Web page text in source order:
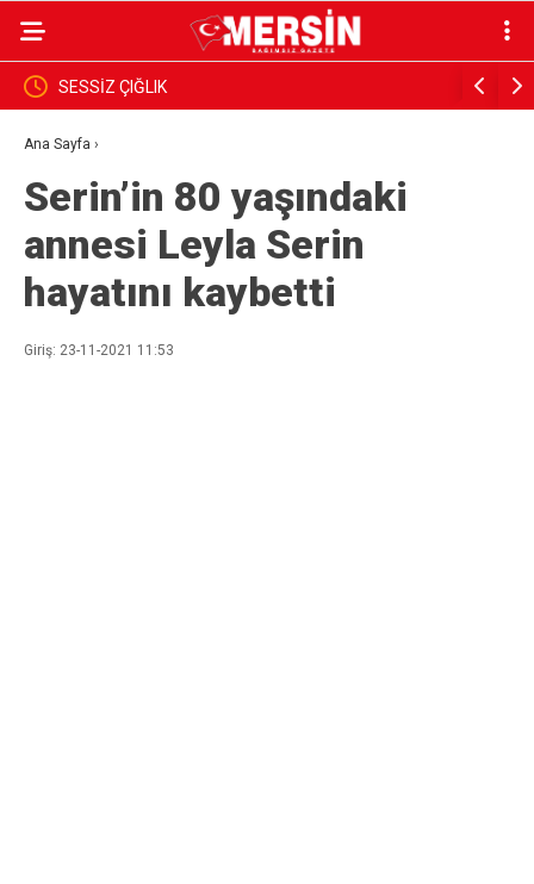
PARANIN RENGİ İNSANIN ÜZERİNE DÜŞMEYE
GÖRSÜN
Başkan
Ana Sayfa ›
Serin’in 80 yaşındaki
annesi Leyla Serin
hayatını kaybetti
Giriş: 23-11-2021 11:53